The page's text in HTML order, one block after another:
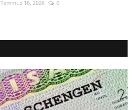
Temmuz 16, 2026 0